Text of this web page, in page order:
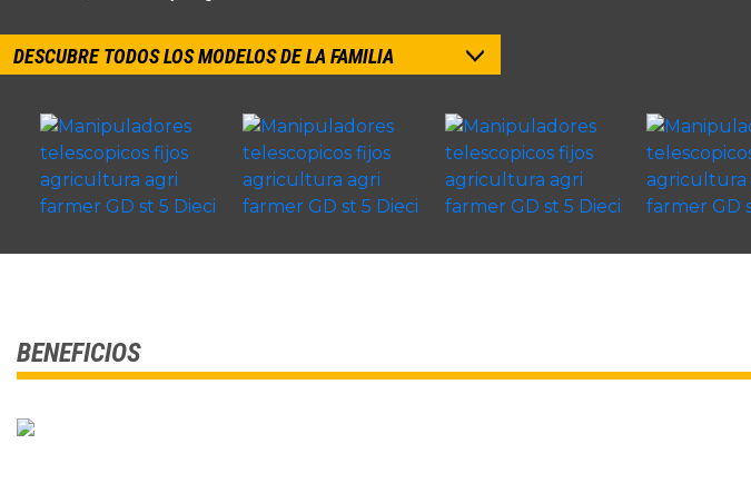
DESCUBRE TODOS LOS MODELOS DE LA FAMILIA
BENEFICIOS